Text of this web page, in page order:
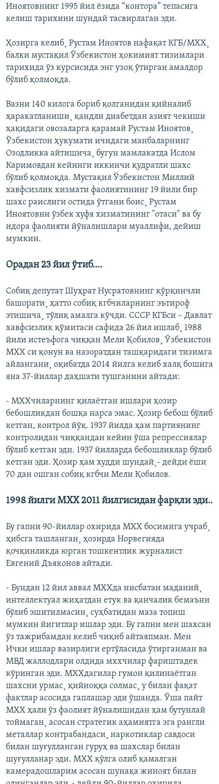
Иноятовнинг 1995 йил ëзида “контора” тепасига
келиш тарихини шундай тасвирлаган эди.
Ҳозирга келиб¸ Рустам Иноятов нафақат КГБ/МХХ¸
балки мустақил Ўзбекистон ҳокимият тизимлари
тарихида ўз курсисида энг узоқ ўтирган амалдор
бўлиб қолмоқда.
Вазни 140 килога бориб қолганидан қийналиб
ҳаракатланиши¸ қандли диабетдан азият чекиши
ҳақидаги овозаларга қарамай Рустам Иноятов¸
Ўзбекистон ҳукумати ичидаги манбаларнинг
Озодликка айтишича¸ бугун мамлакатда Ислом
Каримовдан кейинги иккинчи қудратли шахс
бўлиб қолмоқда. Мустақил Ўзбекистон Миллий
хавфсизлик хизмати фаолиятининг 19 йили бир
шахс раислиги остида ўтгани боис¸ Рустам
Иноятовни ўзбек хуфя хизматининг "отаси" ва бу
идора фаолияти йўналишлари муаллифи, дейиш
мумкин.
Орадан 23 йил ўтиб....
Собиқ депутат Шуҳрат Нусратовнинг қўрқинчли
башорати¸ ҳатто собиқ кгбчиларнинг эътироф
этишича¸ тўлиқ амалга кўчди. СССР КГБси – Давлат
хавфсизлик қўмитаси сафида 26 йил ишлаб¸ 1988
йили истеъфога чиққан Мели Қобилов¸ Ўзбекистон
МХХ си қонун ва назоратдан ташқаридаги тизимга
айлангани¸ оқибатда 2014 йилга келиб халқ бошига
яна 37-йиллар даҳшати тушганини айтади:
- MXXчиларнинг қилаëтган ишлари ҳозир
бебошликдан бошқа нарса эмас. Ҳозир бебош бўлиб
кетган, контрол йўқ. 1937 йилда ҳам партиянинг
контролидан чиққандан кейин ўша репрессиялар
бўлиб кетган эди. 1937 йилларда бебошликлар бўлиб
кетган эди. Ҳозир ҳам худди шундай¸- дейди ëши
70 дан ошган собиқ кгбчи Мели Қобилов.
1998 йилги МХХ 2011 йилгисидан фарқли эди..
Бу гапни 90-йиллар охирида МХХ босимига учраб¸
ҳибсга ташланган¸ ҳозирда Норвегияда
қочқинликда юрган тошкентлик журналист
Евгений Дъяконов айтади.
- Бундан 12 йил аввал МХХда нисбатан маданий¸
интеллектуал жиҳатдан етук ва қанчалик бемаъни
бўлиб эшитилмасин¸ суҳбатидан маза топиш
мумкин йигитлар ишлар эди. Бу гапни мен шахсан
ўз тажрибамдан келиб чиқиб айтаяпман. Мен
Ички ишлар вазирлиги ертўласида ўтирганман ва
МВД жаллодлари олдида мххчилар фариштадек
кўринган эди. МХХдагилар гумон қилинаëтган
шахсни урмас¸ қийноққа солмас¸ у билан фақат
фактлар асосида гаплашар эди ўшанда. Ўша пайт
МХХ ҳали ўз фаолият йўналишидан ҳам бутунлай
тоймаган¸ асосан стратегик аҳамиятга эга рангли
металлар контрабандаси¸ наркотиклар савдоси
билан шуғулланган гуруҳ ва шахслар билан
шуғулланар эди. МХХ қўлга олиб қамалган
камерадошларим асосан шунақа жиноят билан